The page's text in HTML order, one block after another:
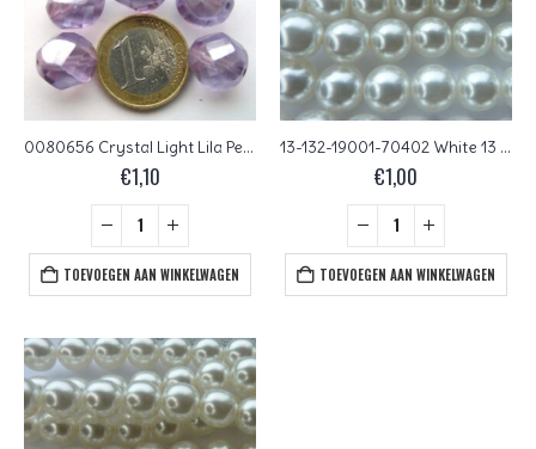
0080656 Crystal Light Lila Pearl, lamel facet 14 mm. 6 Pc.
€1,10
TOEVOEGEN AAN WINKELWAGEN
13-132-19001-70402 White 13 mm.
€1,00
TOEVOEGEN AAN WINKELWAGEN